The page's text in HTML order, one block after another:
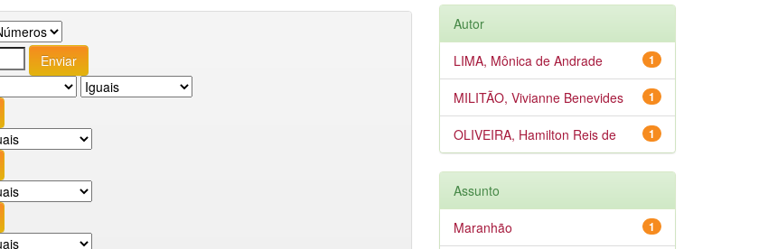
Autor
1
LIMA, Mônica de Andrade
1
MILITÃO, Vivianne Benevides
1
OLIVEIRA, Hamilton Reis de
Assunto
1
Maranhão